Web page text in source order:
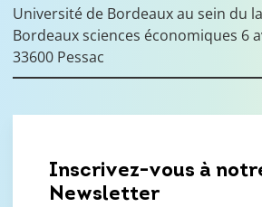
Université de Bordeaux au sein du
Bordeaux sciences économiques 6
33600 Pessac
Inscrivez-vous à
Newsletter